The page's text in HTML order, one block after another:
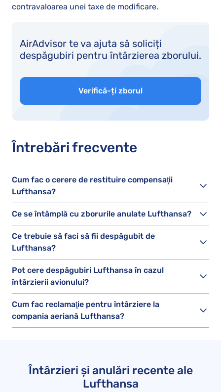
contravaloarea unei taxe de modificare.
AirAdvisor te va ajuta să soliciți
despăgubiri pentru întârzierea zborului.
Verifică-ți zborul
Întrebări frecvente
Cum fac o cerere de restituire compensaţii
Lufthansa?
Ce se întâmplă cu zborurile anulate Lufthansa?
Ce trebuie să faci să fii despăgubit de
Lufthansa?
Pot cere despăgubiri Lufthansa în cazul
întârzierii avionului?
Cum fac reclamaţie pentru întârziere la
compania aeriană Lufthansa?
Întârzieri și anulări recente ale
Lufthansa